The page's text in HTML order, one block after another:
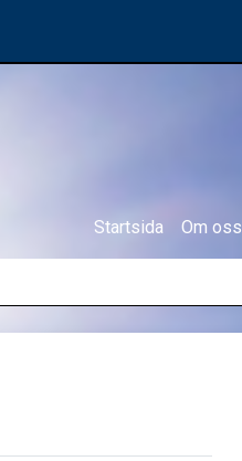
Startsida Om oss